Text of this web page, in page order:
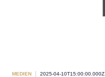
MEDIEN 2025-04-10T15:00:00.000Z